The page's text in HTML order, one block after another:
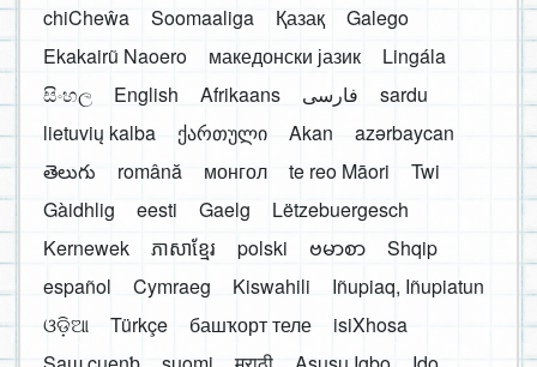
chiCheŵa
Soomaaliga Қазақ
Galego
Ekakairũ Naoero
македонски јазик
Lingála
සිංහල
English Afrikaans فارسی
sardu
lietuvių kalba
ქართული Akan
azərbaycan
తెలుగు
română монгол te reo Māori
Twi
Gàidhlig
eesti Gaelg
Lëtzebuergesch
Kernewek
ភាសាខ្មែរ polski ဗမာစာ
Shqip
español
Cymraeg Kiswahili
Iñupiaq, Iñupiatun
ଓଡ଼ିଆ
Türkçe башҡорт теле
isiXhosa